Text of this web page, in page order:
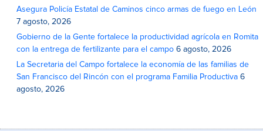
Asegura Policía Estatal de Caminos cinco armas de fuego en León
7 agosto, 2026
Gobierno de la Gente fortalece la productividad agrícola en Romita
con la entrega de fertilizante para el campo 6 agosto, 2026
La Secretaria del Campo fortalece la economía de las familias de
San Francisco del Rincón con el programa Familia Productiva 6
agosto, 2026